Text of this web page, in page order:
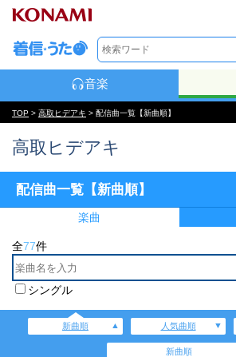
音楽
TOP > 高取ヒデアキ > 配信曲一覧【新曲順】
高取ヒデアキ
配信曲一覧【新曲順】
楽曲
全77件
シングル
新曲順 人気曲順
新曲順